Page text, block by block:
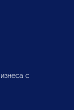
с